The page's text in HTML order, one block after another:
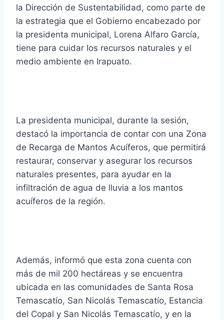
la Dirección de Sustentabilidad, como parte de
la estrategia que el Gobierno encabezado por
la presidenta municipal, Lorena Alfaro García,
tiene para cuidar los recursos naturales y el
medio ambiente en Irapuato.
La presidenta municipal, durante la sesión,
destacó la importancia de contar con una Zona
de Recarga de Mantos Acuíferos, que permitirá
restaurar, conservar y asegurar los recursos
naturales presentes, para ayudar en la
infiltración de agua de lluvia a los mantos
acuíferos de la región.
Además, informó que esta zona cuenta con
más de mil 200 hectáreas y se encuentra
ubicada en las comunidades de Santa Rosa
Temascatío, San Nicolás Temascatío, Estancia
del Copal y San Nicolás Temascatío, y en la